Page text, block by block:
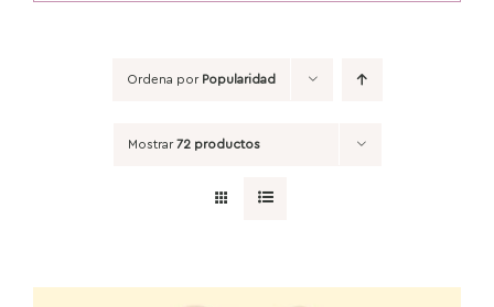
Ordena por Popularidad
Mostrar72 productos